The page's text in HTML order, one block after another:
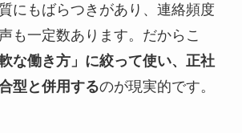
にもばらつきがあり、連絡頻度
も一定数あります。だからこ
な働き方」に絞って使い、正社
型と併用するのが現実的です。